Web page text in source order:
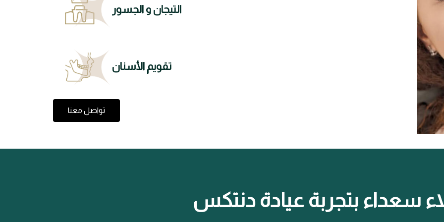
التيجان و الجسور
تقويم الأسنان
تواصل معنا
سعداء بتجربة عيادة دنتكس